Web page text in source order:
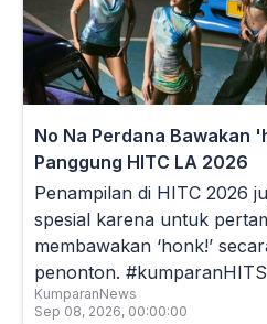
No Na Perdana Bawakan
Panggung HITC LA 2026
Penampilan di HITC 2026
spesial karena untuk
membawakan ‘honk!’
penonton.
KumparanNews
Sep 08, 2026, 00:00:00